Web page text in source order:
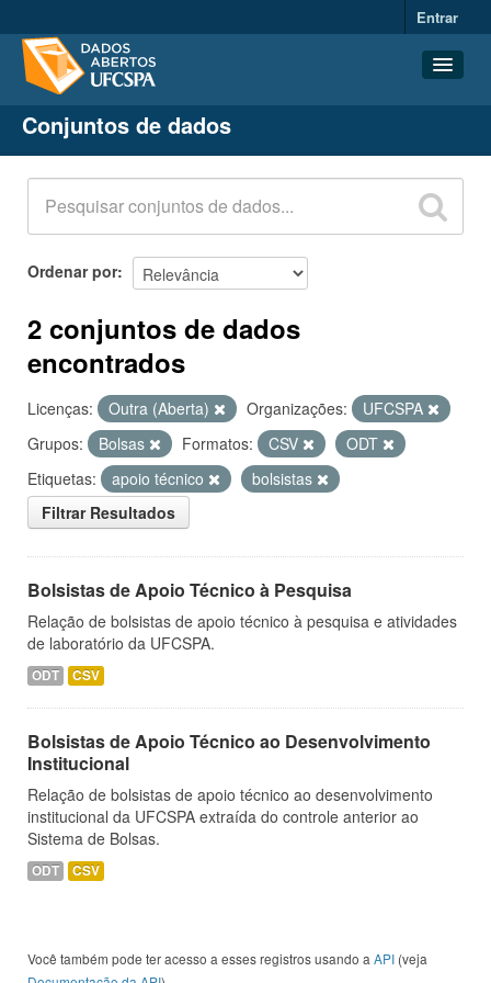
Entrar
Conjuntos de dados
Organizações
Grupos
Sobre
Conjuntos de dados
Ordenar por
2 conjuntos de dados
encontrados
Licenças: Outra (Aberta) Organizações:
UFCSPA
Grupos:
Bolsas Formatos: CSV
ODT
Etiquetas:
apoio técnico
bolsistas
Filtrar Resultados
Bolsistas de Apoio Técnico à Pesquisa
Relação de bolsistas de apoio técnico à pesquisa e atividades
de laboratório da UFCSPA.
ODT CSV
Bolsistas de Apoio Técnico ao Desenvolvimento
Institucional
Relação de bolsistas de apoio técnico ao desenvolvimento
institucional da UFCSPA extraída do controle anterior ao
Sistema de Bolsas.
ODT CSV
Você também pode ter acesso a esses registros usando a API (veja